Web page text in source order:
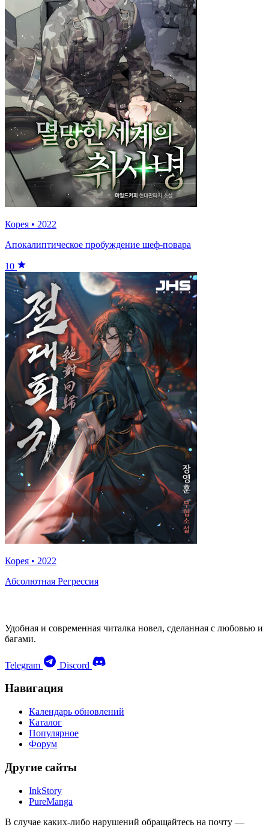
Корея • 2022
Апокалиптическое пробуждение шеф-повара
10
Корея • 2022
Абсолютная Регрессия
Удобная и современная читалка новел, сделанная с любовью и
багами.
Telegram Discord
Навигация
Календарь обновлений
Каталог
Популярное
Форум
Другие сайты
InkStory
PureManga
В случае каких-либо нарушений обращайтесь на почту —